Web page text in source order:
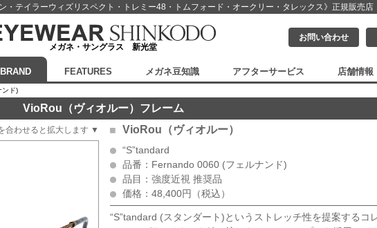
・テイラーウィズリスペクト・ トレミー48・トムフォード・オークリー・タレックス》 正規販売店
メガネ・サングラス 新光堂
お問い合わせ
BRAND FEATURES メガネ豆知識 アフターサービス 店舗情報
ンド)
VioRou（ヴィオルー）フレーム
合わせると拡大します ▼ VioRou（ヴィオルー）
“S”tandard
品番：Fernando 0060 (フェルナンド)
品目：強度近視 推奨品
価格：48,400円（税込）
“S”tandard (スタンダート)というストレッチ性を提案するコ